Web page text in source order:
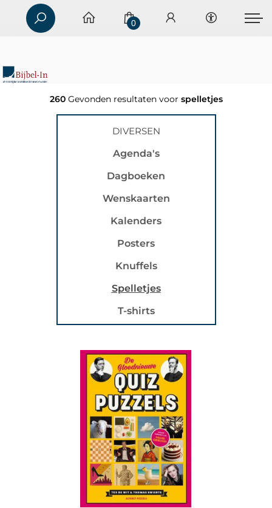
0
260 Gevonden resultaten voor spelletjes
DIVERSEN
Agenda's
Dagboeken
Wenskaarten
Kalenders
Posters
Knuffels
Spelletjes
T-shirts